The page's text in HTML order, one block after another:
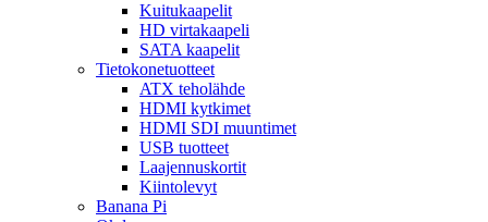
Kuitukaapelit
HD virtakaapeli
SATA kaapelit
Tietokonetuotteet
ATX teholähde
HDMI kytkimet
HDMI SDI muuntimet
USB tuotteet
Laajennuskortit
Kiintolevyt
Banana Pi